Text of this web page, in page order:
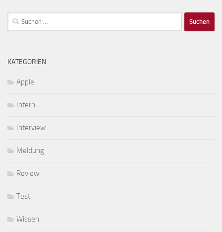
Suchen
nach:
KATEGORIEN
Apple
Intern
Interview
Meldung
Review
Test
Wissen